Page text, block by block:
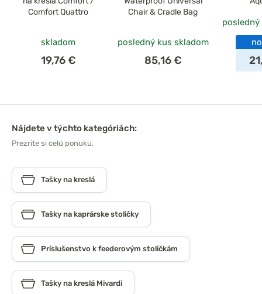
Comfort Quattro
skladom
19,76 €
Chair & Cradle Bag
posledný kus skladom
85,16 €
Nájdete v týchto kategóriách:
Prezrite si celú ponuku.
Tašky na kreslá
Tašky na kaprárske stoličky
Príslušenstvo k feederovým stoličkám
Tašky na kreslá Mivardi